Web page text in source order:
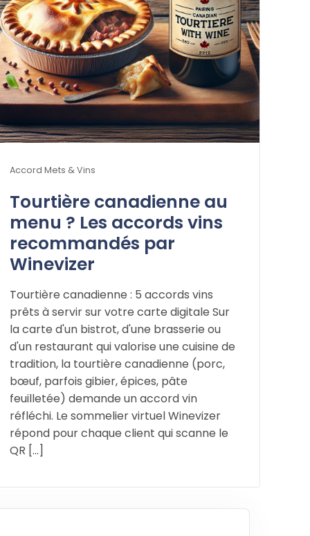
Accord Mets & Vins
Tourtière canadienne au
menu ? Les accords vins
recommandés par
Winevizer
Tourtière canadienne : 5 accords vins
prêts à servir sur votre carte digitale Sur
la carte d'un bistrot, d'une brasserie ou
d'un restaurant qui valorise une cuisine de
tradition, la tourtière canadienne (porc,
bœuf, parfois gibier, épices, pâte
feuilletée) demande un accord vin
réfléchi. Le sommelier virtuel Winevizer
répond pour chaque client qui scanne le
QR [...]